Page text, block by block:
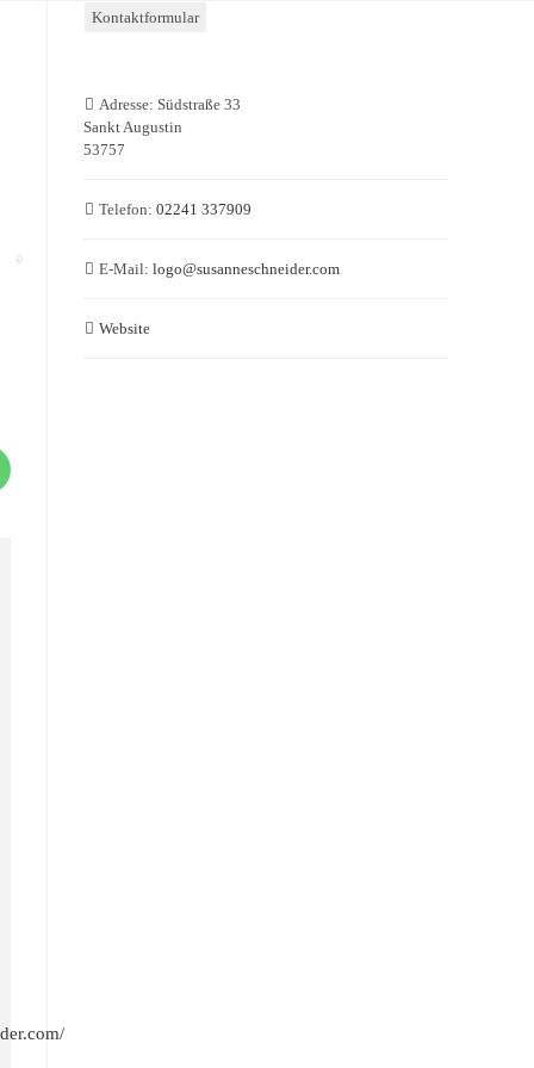
Kontaktformular
Adresse: Südstraße 33
Sankt Augustin
53757
Telefon: 02241 337909
E-Mail: logo@susanneschneider.com
Website